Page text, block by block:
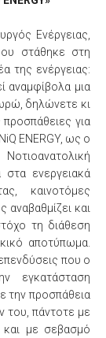
Ενέργειας,
στάθηκε στη
της ενέργειας:
αναμφίβολα μια
δηλώνετε κι
για
ENERGY, ως ο
ενεργειακά
καινοτόμες
και
τη διάθεση
αποτύπωμα.
που ο
εγκατάσταση
την προσπάθεια
του, πάντοτε με
και με σεβασμό